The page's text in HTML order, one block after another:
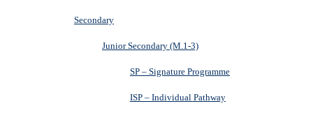
Secondary
Junior Secondary (M.1-3)
SP – Signature Programme
ISP – Individual Pathway